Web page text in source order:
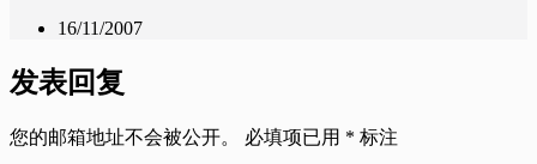
16/11/2007
发表回复
您的邮箱地址不会被公开。 必填项已用 * 标注